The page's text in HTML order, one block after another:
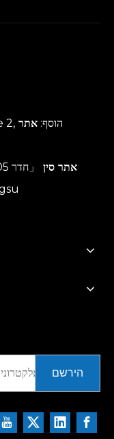
הוסף: אתר Boston 2,
אתר סין
」
הירשם